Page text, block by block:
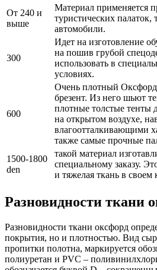
От 240 и
выше
Материал применяется
туристических палаток,
автомобили.
300
Идет на изготовление
на пошив грубой
использовать в
условиях.
600
Очень плотный
брезент. Из него шьют
плотные толстые тенты
на открытом воздухе,
влагоотталкивающими
также самые прочные
1500-1800
den
такой материал
специальному заказу.
и тяжелая ткань в своем
Разновидности ткани
Разновидности ткани оксфорд
покрытия, но и плотностью. Вид
пропитки полотна, маркируется
полиуретан и PVC –